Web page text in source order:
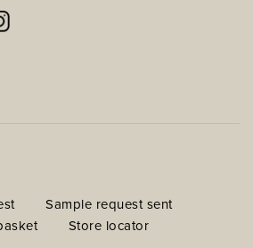
Sample request sent
Store locator